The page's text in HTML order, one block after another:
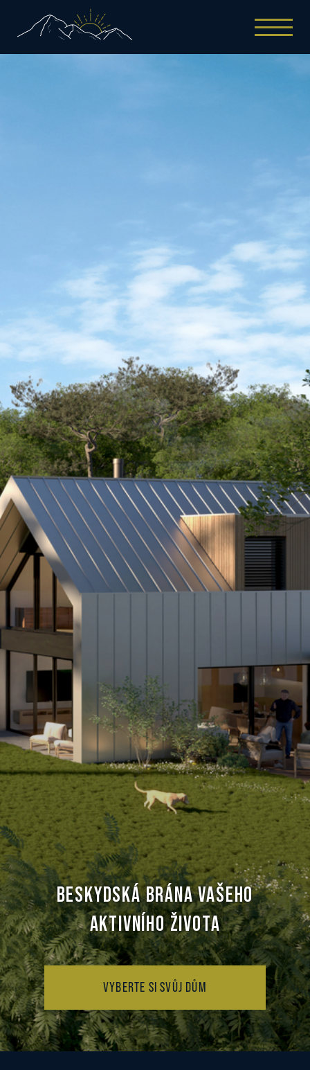
BESKYDSKÁ BRÁNA VAŠEHO
AKTIVNÍHO ŽIVOTA
VYBERTE SI SVŮJ DŮM